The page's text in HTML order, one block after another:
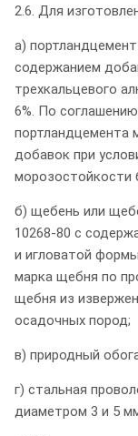
2.6. Для
а)
содержанием
трехкальцевого
6%. По
портландцемента
добавок при
морозостойкости
б) щебень или
10268-80 с
и игловатой
марка щебня по
щебня из
осадочных пород;
в) природный
г) стальная
диаметром 3 и 5